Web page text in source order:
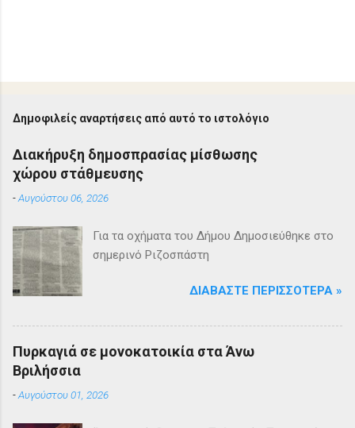
Δημοφιλείς αναρτήσεις από αυτό το ιστολόγιο
Διακήρυξη δημοσπρασίας μίσθωσης
χώρου στάθμευσης
-Αυγούστου 06, 2026
Για τα οχήματα του Δήμου Δημοσιεύθηκε στο
σημερινό Ριζοσπάστη
ΔΙΑΒΆΣΤΕ ΠΕΡΙΣΣΌΤΕΡΑ »
Πυρκαγιά σε μονοκατοικία στα Άνω
Βριλήσσια
-Αυγούστου 01, 2026